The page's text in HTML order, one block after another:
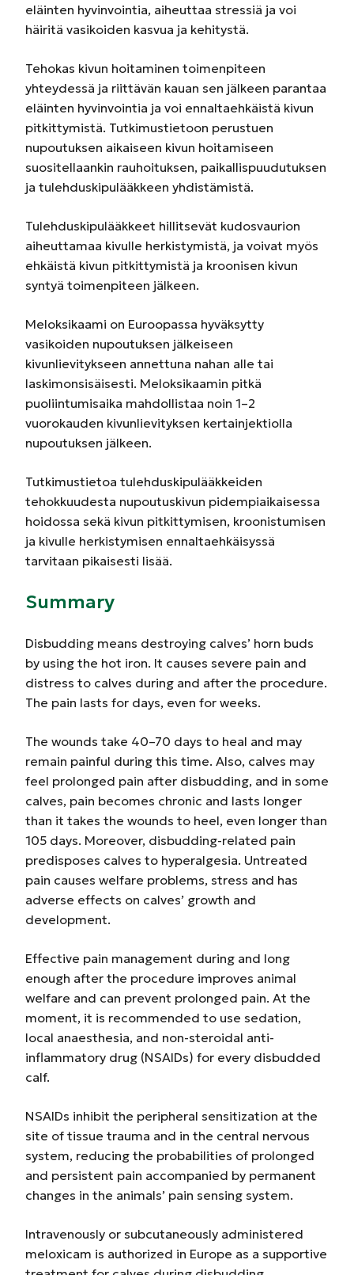
eläinten hyvinvointia, aiheuttaa stressiä ja voi
häiritä vasikoiden kasvua ja kehitystä.
Tehokas kivun hoitaminen toimenpiteen
yhteydessä ja riittävän kauan sen jälkeen parantaa
eläinten hyvinvointia ja voi ennaltaehkäistä kivun
pitkittymistä. Tutkimustietoon perustuen
nupoutuksen aikaiseen kivun hoitamiseen
suositellaankin rauhoituksen, paikallispuudutuksen
ja tulehduskipulääkkeen yhdistämistä.
Tulehduskipulääkkeet hillitsevät kudosvaurion
aiheuttamaa kivulle herkistymistä, ja voivat myös
ehkäistä kivun pitkittymistä ja kroonisen kivun
syntyä toimenpiteen jälkeen.
Meloksikaami on Euroopassa hyväksytty
vasikoiden nupoutuksen jälkeiseen
kivunlievitykseen annettuna nahan alle tai
laskimonsisäisesti. Meloksikaamin pitkä
puoliintumisaika mahdollistaa noin 1–2
vuorokauden kivunlievityksen kertainjektiolla
nupoutuksen jälkeen.
Tutkimustietoa tulehduskipulääkkeiden
tehokkuudesta nupoutuskivun pidempiaikaisessa
hoidossa sekä kivun pitkittymisen, kroonistumisen
ja kivulle herkistymisen ennaltaehkäisyssä
tarvitaan pikaisesti lisää.
Summary
Disbudding means destroying calves’ horn buds
by using the hot iron. It causes severe pain and
distress to calves during and after the procedure.
The pain lasts for days, even for weeks.
The wounds take 40–70 days to heal and may
remain painful during this time. Also, calves may
feel prolonged pain after disbudding, and in some
calves, pain becomes chronic and lasts longer
than it takes the wounds to heel, even longer than
105 days. Moreover, disbudding-related pain
predisposes calves to hyperalgesia. Untreated
pain causes welfare problems, stress and has
adverse effects on calves’ growth and
development.
Effective pain management during and long
enough after the procedure improves animal
welfare and can prevent prolonged pain. At the
moment, it is recommended to use sedation,
local anaesthesia, and non-steroidal anti-
inflammatory drug (NSAIDs) for every disbudded
calf.
NSAIDs inhibit the peripheral sensitization at the
site of tissue trauma and in the central nervous
system, reducing the probabilities of prolonged
and persistent pain accompanied by permanent
changes in the animals’ pain sensing system.
Intravenously or subcutaneously administered
meloxicam is authorized in Europe as a supportive